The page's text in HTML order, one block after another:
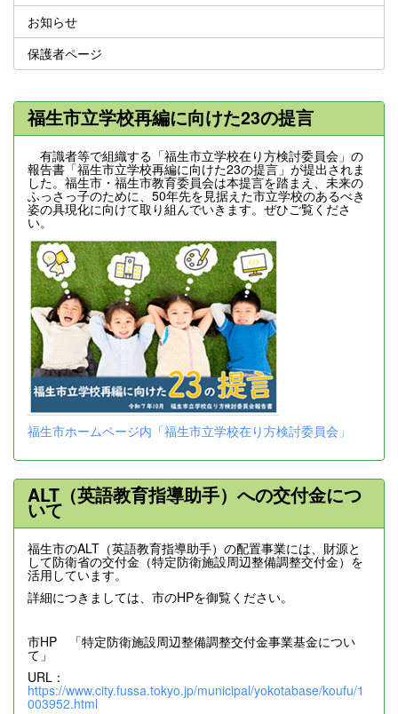
お知らせ
保護者ページ
福生市立学校再編に向けた23の提言
有識者等で組織する「福生市立学校在り方検討委員会」の
報告書「福生市立学校再編に向けた23の提言」が提出されま
した。福生市・福生市教育委員会は本提言を踏まえ、未来の
ふっさっ子のために、50年先を見据えた市立学校のあるべき
姿の具現化に向けて取り組んでいきます。ぜひご覧くださ
い。
福生市ホームページ内「福生市立学校在り方検討委員会」
ALT（英語教育指導助手）への交付金につ
いて
福生市のALT（英語教育指導助手）の配置事業には、財源と
して防衛省の交付金（特定防衛施設周辺整備調整交付金）を
活用しています。
詳細につきましては、市のHPを御覧ください。
市HP 「特定防衛施設周辺整備調整交付金事業基金につい
て」
URL：
https://www.city.fussa.tokyo.jp/municipal/yokotabase/koufu/1
003952.html